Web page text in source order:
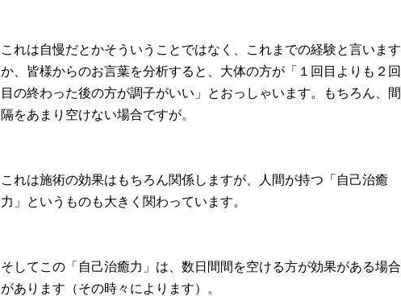
これは自慢だとかそういうことではなく、これまでの経験と言います
か、皆様からのお言葉を分析すると、大体の方が「１回目よりも２回
目の終わった後の方が調子がいい」とおっしゃいます。もちろん、間
隔をあまり空けない場合ですが。
これは施術の効果はもちろん関係しますが、人間が持つ「自己治癒
力」というものも大きく関わっています。
そしてこの「自己治癒力」は、数日間間を空ける方が効果がある場合
があります（その時々によります）。